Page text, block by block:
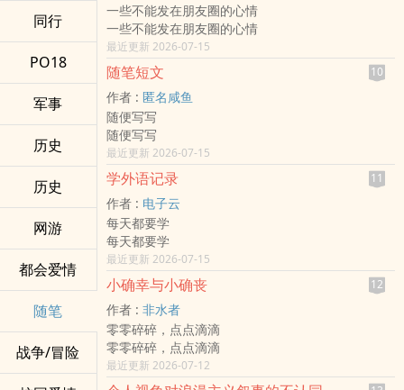
同行
PO18
军事
历史
历史
网游
都会爱情
随笔
战争/冒险
一些不能发在朋友圈的心情
一些不能发在朋友圈的心情
最近更新 2026-07-15
随笔短文 10
作者 : 匿名咸鱼
随便写写
随便写写
最近更新 2026-07-15
学外语记录 11
作者 : 电子云
每天都要学
每天都要学
最近更新 2026-07-15
小确幸与小确丧 12
作者 : 非水者
零零碎碎，点点滴滴
零零碎碎，点点滴滴
最近更新 2026-07-12